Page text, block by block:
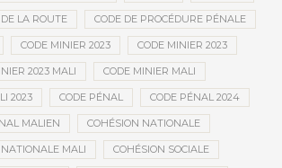
LA ROUTE CODE DE PROCÉDURE PÉNALE
CODE MINIER 2023 CODE MINIER 2023
2023 MALI CODE MINIER MALI
2023 CODE PÉNAL CODE PÉNAL 2024
MALIEN COHÉSION NATIONALE
MALI COHÉSION SOCIALE